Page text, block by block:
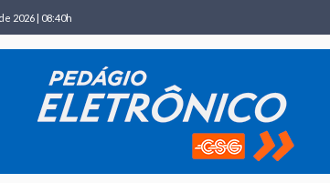
2026 | 08:40h